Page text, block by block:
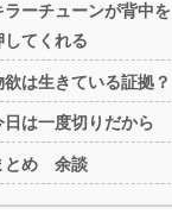
ラーチューンが背中を
してくれる
欲は生きている証拠？
日は一度切りだから
とめ 余談